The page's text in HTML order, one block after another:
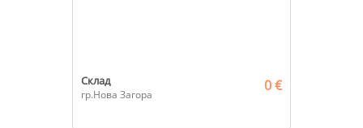
Склад
гр.Нова Загора
0 €